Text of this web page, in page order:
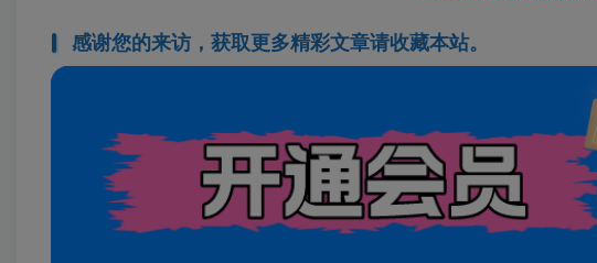
感谢您的来访，获取更多精彩文章请收藏本站。